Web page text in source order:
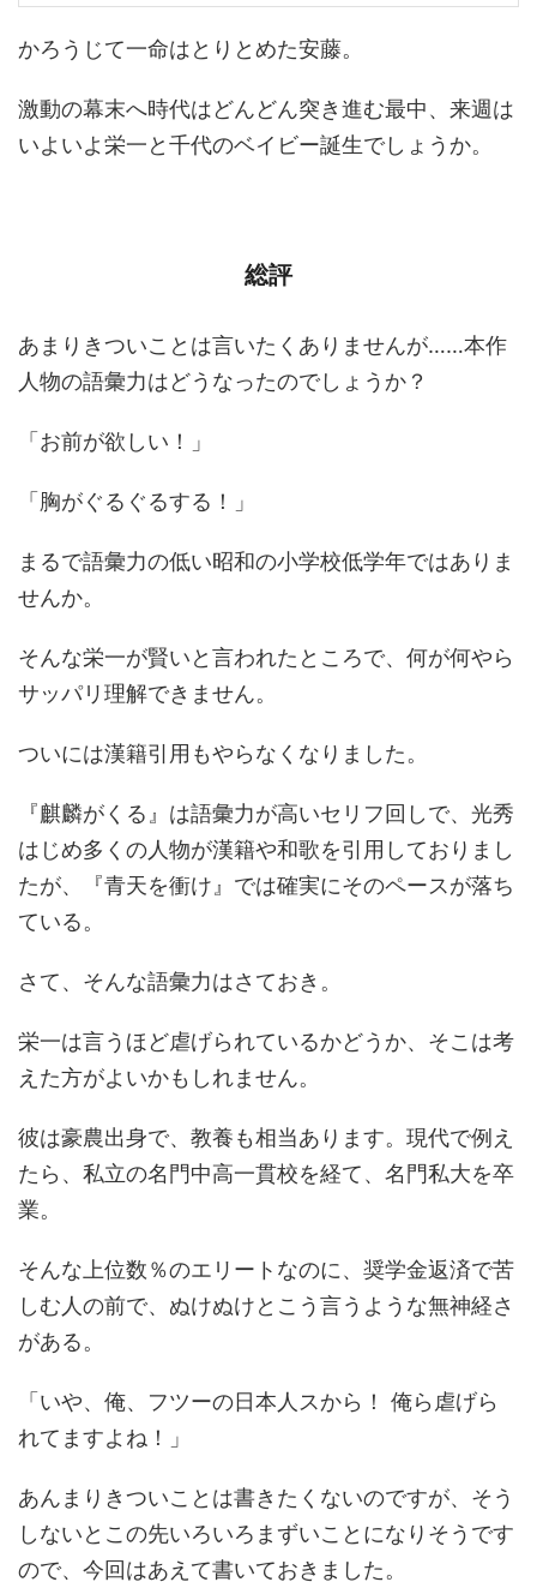
かろうじて一命はとりとめた安藤。
激動の幕末へ時代はどんどん突き進む最中、来週は
いよいよ栄一と千代のベイビー誕生でしょうか。
総評
あまりきついことは言いたくありませんが……本作
人物の語彙力はどうなったのでしょうか？
「お前が欲しい！」
「胸がぐるぐるする！」
まるで語彙力の低い昭和の小学校低学年ではありま
せんか。
そんな栄一が賢いと言われたところで、何が何やら
サッパリ理解できません。
ついには漢籍引用もやらなくなりました。
『麒麟がくる』は語彙力が高いセリフ回しで、光秀
はじめ多くの人物が漢籍や和歌を引用しておりまし
たが、『青天を衝け』では確実にそのペースが落ち
ている。
さて、そんな語彙力はさておき。
栄一は言うほど虐げられているかどうか、そこは考
えた方がよいかもしれません。
彼は豪農出身で、教養も相当あります。現代で例え
たら、私立の名門中高一貫校を経て、名門私大を卒
業。
そんな上位数％のエリートなのに、奨学金返済で苦
しむ人の前で、ぬけぬけとこう言うような無神経さ
がある。
「いや、俺、フツーの日本人スから！ 俺ら虐げら
れてますよね！」
あんまりきついことは書きたくないのですが、そう
しないとこの先いろいろまずいことになりそうです
ので、今回はあえて書いておきました。